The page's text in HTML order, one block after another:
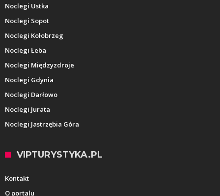
Noclegi Ustka
Noclegi Sopot
Noclegi Kołobrzeg
Noclegi Łeba
Noclegi Międzyzdroje
Noclegi Gdynia
Noclegi Darłowo
Noclegi Jurata
Noclegi Jastrzębia Góra
VIPTURYSTYKA.PL
Kontakt
O portalu